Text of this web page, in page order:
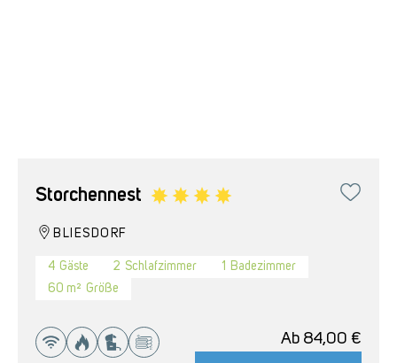
Storchennest
BLIESDORF
4 Gäste 2 Schlafzimmer 1
Badezimmer
60 m² Größe
Ab 84,00 €